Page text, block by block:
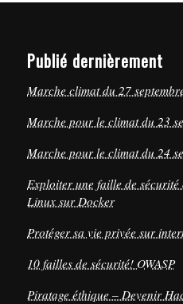
Publié dernièrement
Marche climat du 27
Marche pour le climat du 23
Marche pour le climat du 24
Exploiter une faille de
Linux sur Docker
Protéger sa vie privée sur
10 failles de sécurité! OWASP
Piratage éthique – Devenir